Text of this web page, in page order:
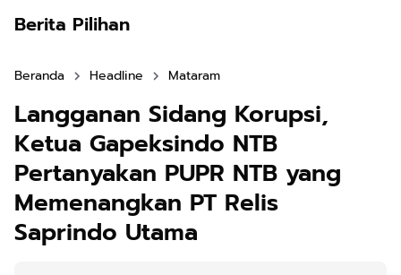
Berita Pilihan
Beranda Headline Mataram
Langganan Sidang Korupsi,
Ketua Gapeksindo NTB
Pertanyakan PUPR NTB yang
Memenangkan PT Relis
Saprindo Utama